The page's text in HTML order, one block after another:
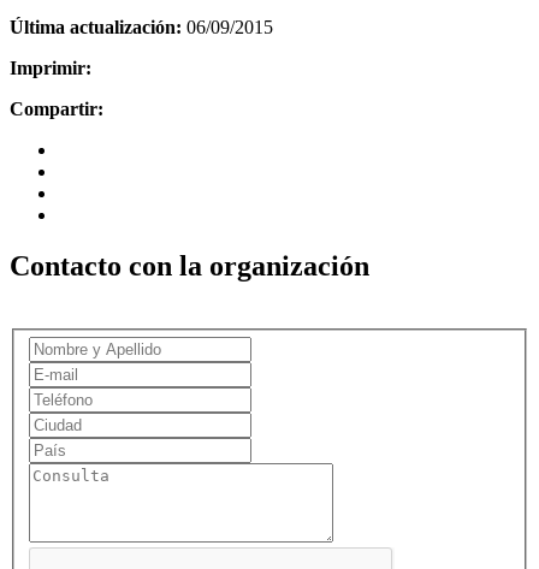
Última actualización: 06/09/2015
Imprimir:
Compartir:
Contacto con la organización